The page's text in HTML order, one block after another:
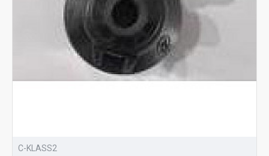
C-KLASS2